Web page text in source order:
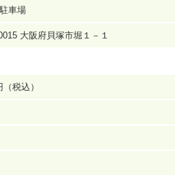
車場
大阪府貝塚市堀１－１
税込）